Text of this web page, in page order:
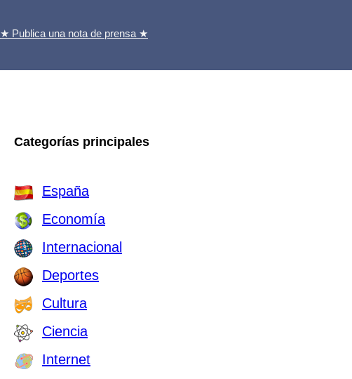
★ Publica una nota de prensa ★
Categorías principales
España
Economía
Internacional
Deportes
Cultura
Ciencia
Internet